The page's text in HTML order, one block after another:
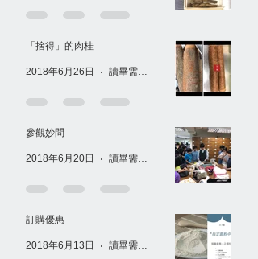
「捨得」的肉桂
2018年6月26日 讀畢需時 1 分鐘
參觀妙問
2018年6月20日 讀畢需時 1 分鐘
訂購優惠
2018年6月13日 讀畢需時 1 分鐘